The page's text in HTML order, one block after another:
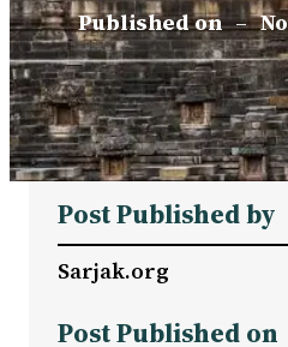
Published on –
Post Published by
Sarjak.org
Post Published on